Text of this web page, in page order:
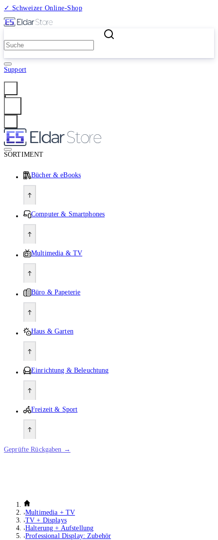
✓ Schweizer Online-Shop
Support
SORTIMENT
Bücher & eBooks
Computer & Smartphones
Multimedia & TV
Büro & Papeterie
Haus & Garten
Einrichtung & Beleuchtung
Freizeit & Sport
Geprüfte Rückgaben →
Multimedia + TV
TV + Displays
Halterung + Aufstellung
Professional Display: Zubehör